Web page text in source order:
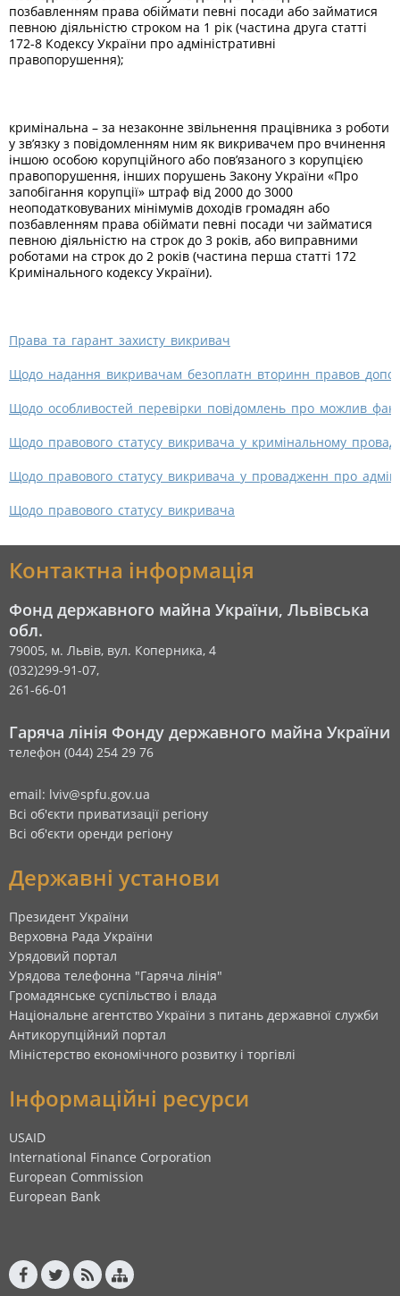
позбавленням права обіймати певні посади або займатися
певною діяльністю строком на 1 рік (частина друга статті
172-8 Кодексу України про адміністративні
правопорушення);
кримінальна – за незаконне звільнення працівника з роботи
у зв’язку з повідомленням ним як викривачем про вчинення
іншою особою корупційного або пов’язаного з корупцією
правопорушення, інших порушень Закону України «Про
запобігання корупції» штраф від 2000 до 3000
неоподатковуваних мінімумів доходів громадян або
позбавленням права обіймати певні посади чи займатися
певною діяльністю на строк до 3 років, або виправними
роботами на строк до 2 років (частина перша статті 172
Кримінального кодексу України).
Права_та_гарант_захисту_викривач
Щодо_правового_статусу_викривача
Контактна інформація
Фонд державного майна України, Львівська
обл.
79005, м. Львів, вул. Коперника, 4
(032)299-91-07,
261-66-01
Гаряча лінія Фонду державного майна України
телефон (044) 254 29 76
email: lviv@spfu.gov.ua
Всі об'єкти приватизації регіону
Всі об'єкти оренди регіону
Державні установи
Президент України
Верховна Рада України
Урядовий портал
Урядова телефонна "Гаряча лінія"
Громадянське суспільство і влада
Національне агентство України з питань державної служби
Антикорупційний портал
Міністерство економічного розвитку і торгівлі
Інформаційні ресурси
USAID
International Finance Corporation
European Commission
European Bank